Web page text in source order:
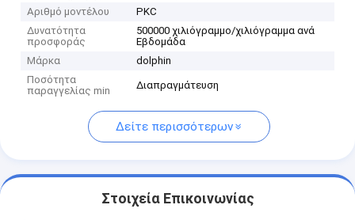
Αριθμό μοντέλου
PKC
Δυνατότητα
προσφοράς
500000 χιλιόγραμμο/χιλιόγραμμα ανά
Εβδομάδα
Μάρκα
dolphin
Ποσότητα
παραγγελίας min
Διαπραγμάτευση
Δείτε περισσότερων
Στοιχεία Επικοινωνίας